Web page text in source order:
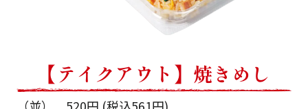
【テイクアウト】焼きめし